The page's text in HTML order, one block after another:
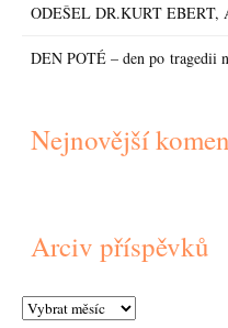
ODEŠEL DR.KURT EBERT,
DEN POTÉ – den po tragedii
Nejnovější
Arciv příspěvků